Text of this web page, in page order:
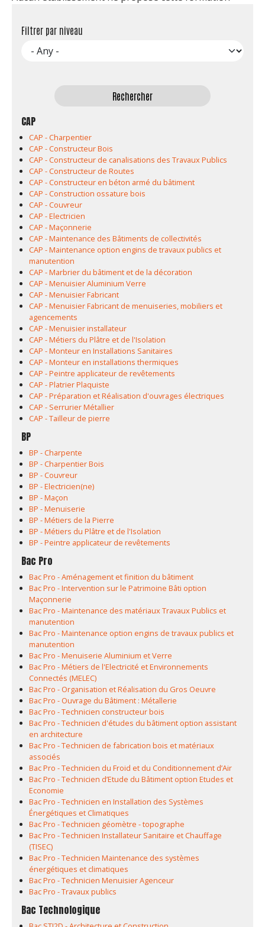
Filtrer par niveau
CAP
CAP - Charpentier
CAP - Constructeur Bois
CAP - Constructeur de canalisations des Travaux Publics
CAP - Constructeur de Routes
CAP - Constructeur en béton armé du bâtiment
CAP - Construction ossature bois
CAP - Couvreur
CAP - Electricien
CAP - Maçonnerie
CAP - Maintenance des Bâtiments de collectivités
CAP - Maintenance option engins de travaux publics et
manutention
CAP - Marbrier du bâtiment et de la décoration
CAP - Menuisier Aluminium Verre
CAP - Menuisier Fabricant
CAP - Menuisier Fabricant de menuiseries, mobiliers et
agencements
CAP - Menuisier installateur
CAP - Métiers du Plâtre et de l'Isolation
CAP - Monteur en Installations Sanitaires
CAP - Monteur en installations thermiques
CAP - Peintre applicateur de revêtements
CAP - Platrier Plaquiste
CAP - Préparation et Réalisation d'ouvrages électriques
CAP - Serrurier Métallier
CAP - Tailleur de pierre
BP
BP - Charpente
BP - Charpentier Bois
BP - Couvreur
BP - Electricien(ne)
BP - Maçon
BP - Menuiserie
BP - Métiers de la Pierre
BP - Métiers du Plâtre et de l'Isolation
BP - Peintre applicateur de revêtements
Bac Pro
Bac Pro - Aménagement et finition du bâtiment
Bac Pro - Intervention sur le Patrimoine Bâti option
Maçonnerie
Bac Pro - Maintenance des matériaux Travaux Publics et
manutention
Bac Pro - Maintenance option engins de travaux publics et
manutention
Bac Pro - Menuiserie Aluminium et Verre
Bac Pro - Métiers de l'Electricité et Environnements
Connectés (MELEC)
Bac Pro - Organisation et Réalisation du Gros Oeuvre
Bac Pro - Ouvrage du Bâtiment : Métallerie
Bac Pro - Technicien constructeur bois
Bac Pro - Technicien d'études du bâtiment option assistant
en architecture
Bac Pro - Technicien de fabrication bois et matériaux
associés
Bac Pro - Technicien du Froid et du Conditionnement d’Air
Bac Pro - Technicien d’Etude du Bâtiment option Etudes et
Economie
Bac Pro - Technicien en Installation des Systèmes
Énergétiques et Climatiques
Bac Pro - Technicien géomètre - topographe
Bac Pro - Technicien Installateur Sanitaire et Chauffage
(TISEC)
Bac Pro - Technicien Maintenance des systèmes
énergétiques et climatiques
Bac Pro - Technicien Menuisier Agenceur
Bac Pro - Travaux publics
Bac Technologique